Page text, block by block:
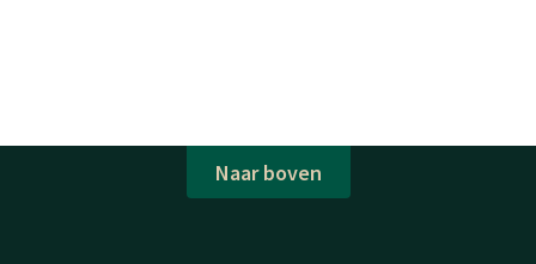
Naar boven